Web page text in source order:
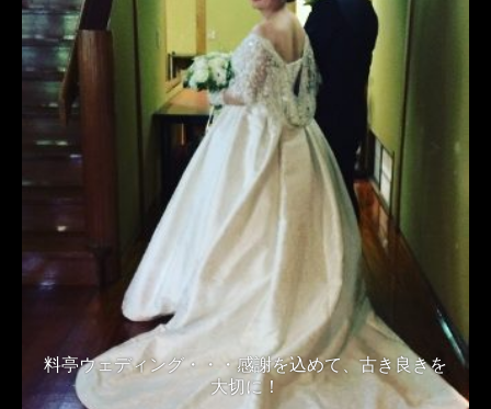
料亭ウェディング・・・感謝を込めて、古き良きを
大切に！